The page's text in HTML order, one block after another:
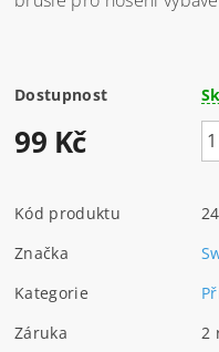
Dostupnost
99 Kč
Kód produktu
Značka
Kategorie
Záruka
2